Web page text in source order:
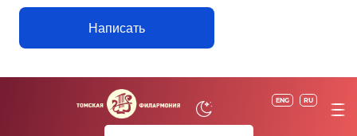
Написать
ENG RU